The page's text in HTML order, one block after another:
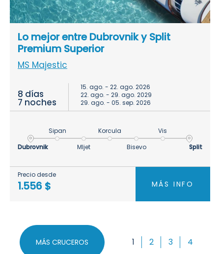
Lo mejor entre Dubrovnik y Split
Premium Superior
MS Majestic
8 días
7 noches
15. ago. - 22. ago. 2026
22. ago. - 29. ago. 2029
29. ago. - 05. sep. 2026
Dubrovnik
Sipan
Mljet
Korcula
Bisevo
Vis
Split
Precio desde
1.556 $ MÁS INFO
MÁS CRUCEROS 1 2 3 4